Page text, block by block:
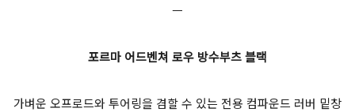
ㅡ
포르마 어드벤쳐 로우 방수부츠 블랙
가벼운 오프로드와 투어링을 겸할 수 있는 전용 컴파운드 러버 밑창